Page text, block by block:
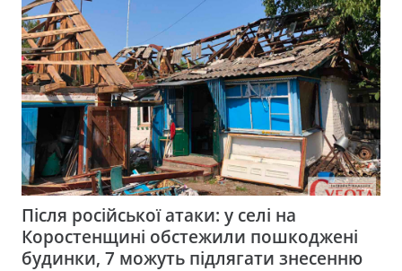
Після російської атаки: у селі на
Коростенщині обстежили пошкоджені
будинки, 7 можуть підлягати знесенню